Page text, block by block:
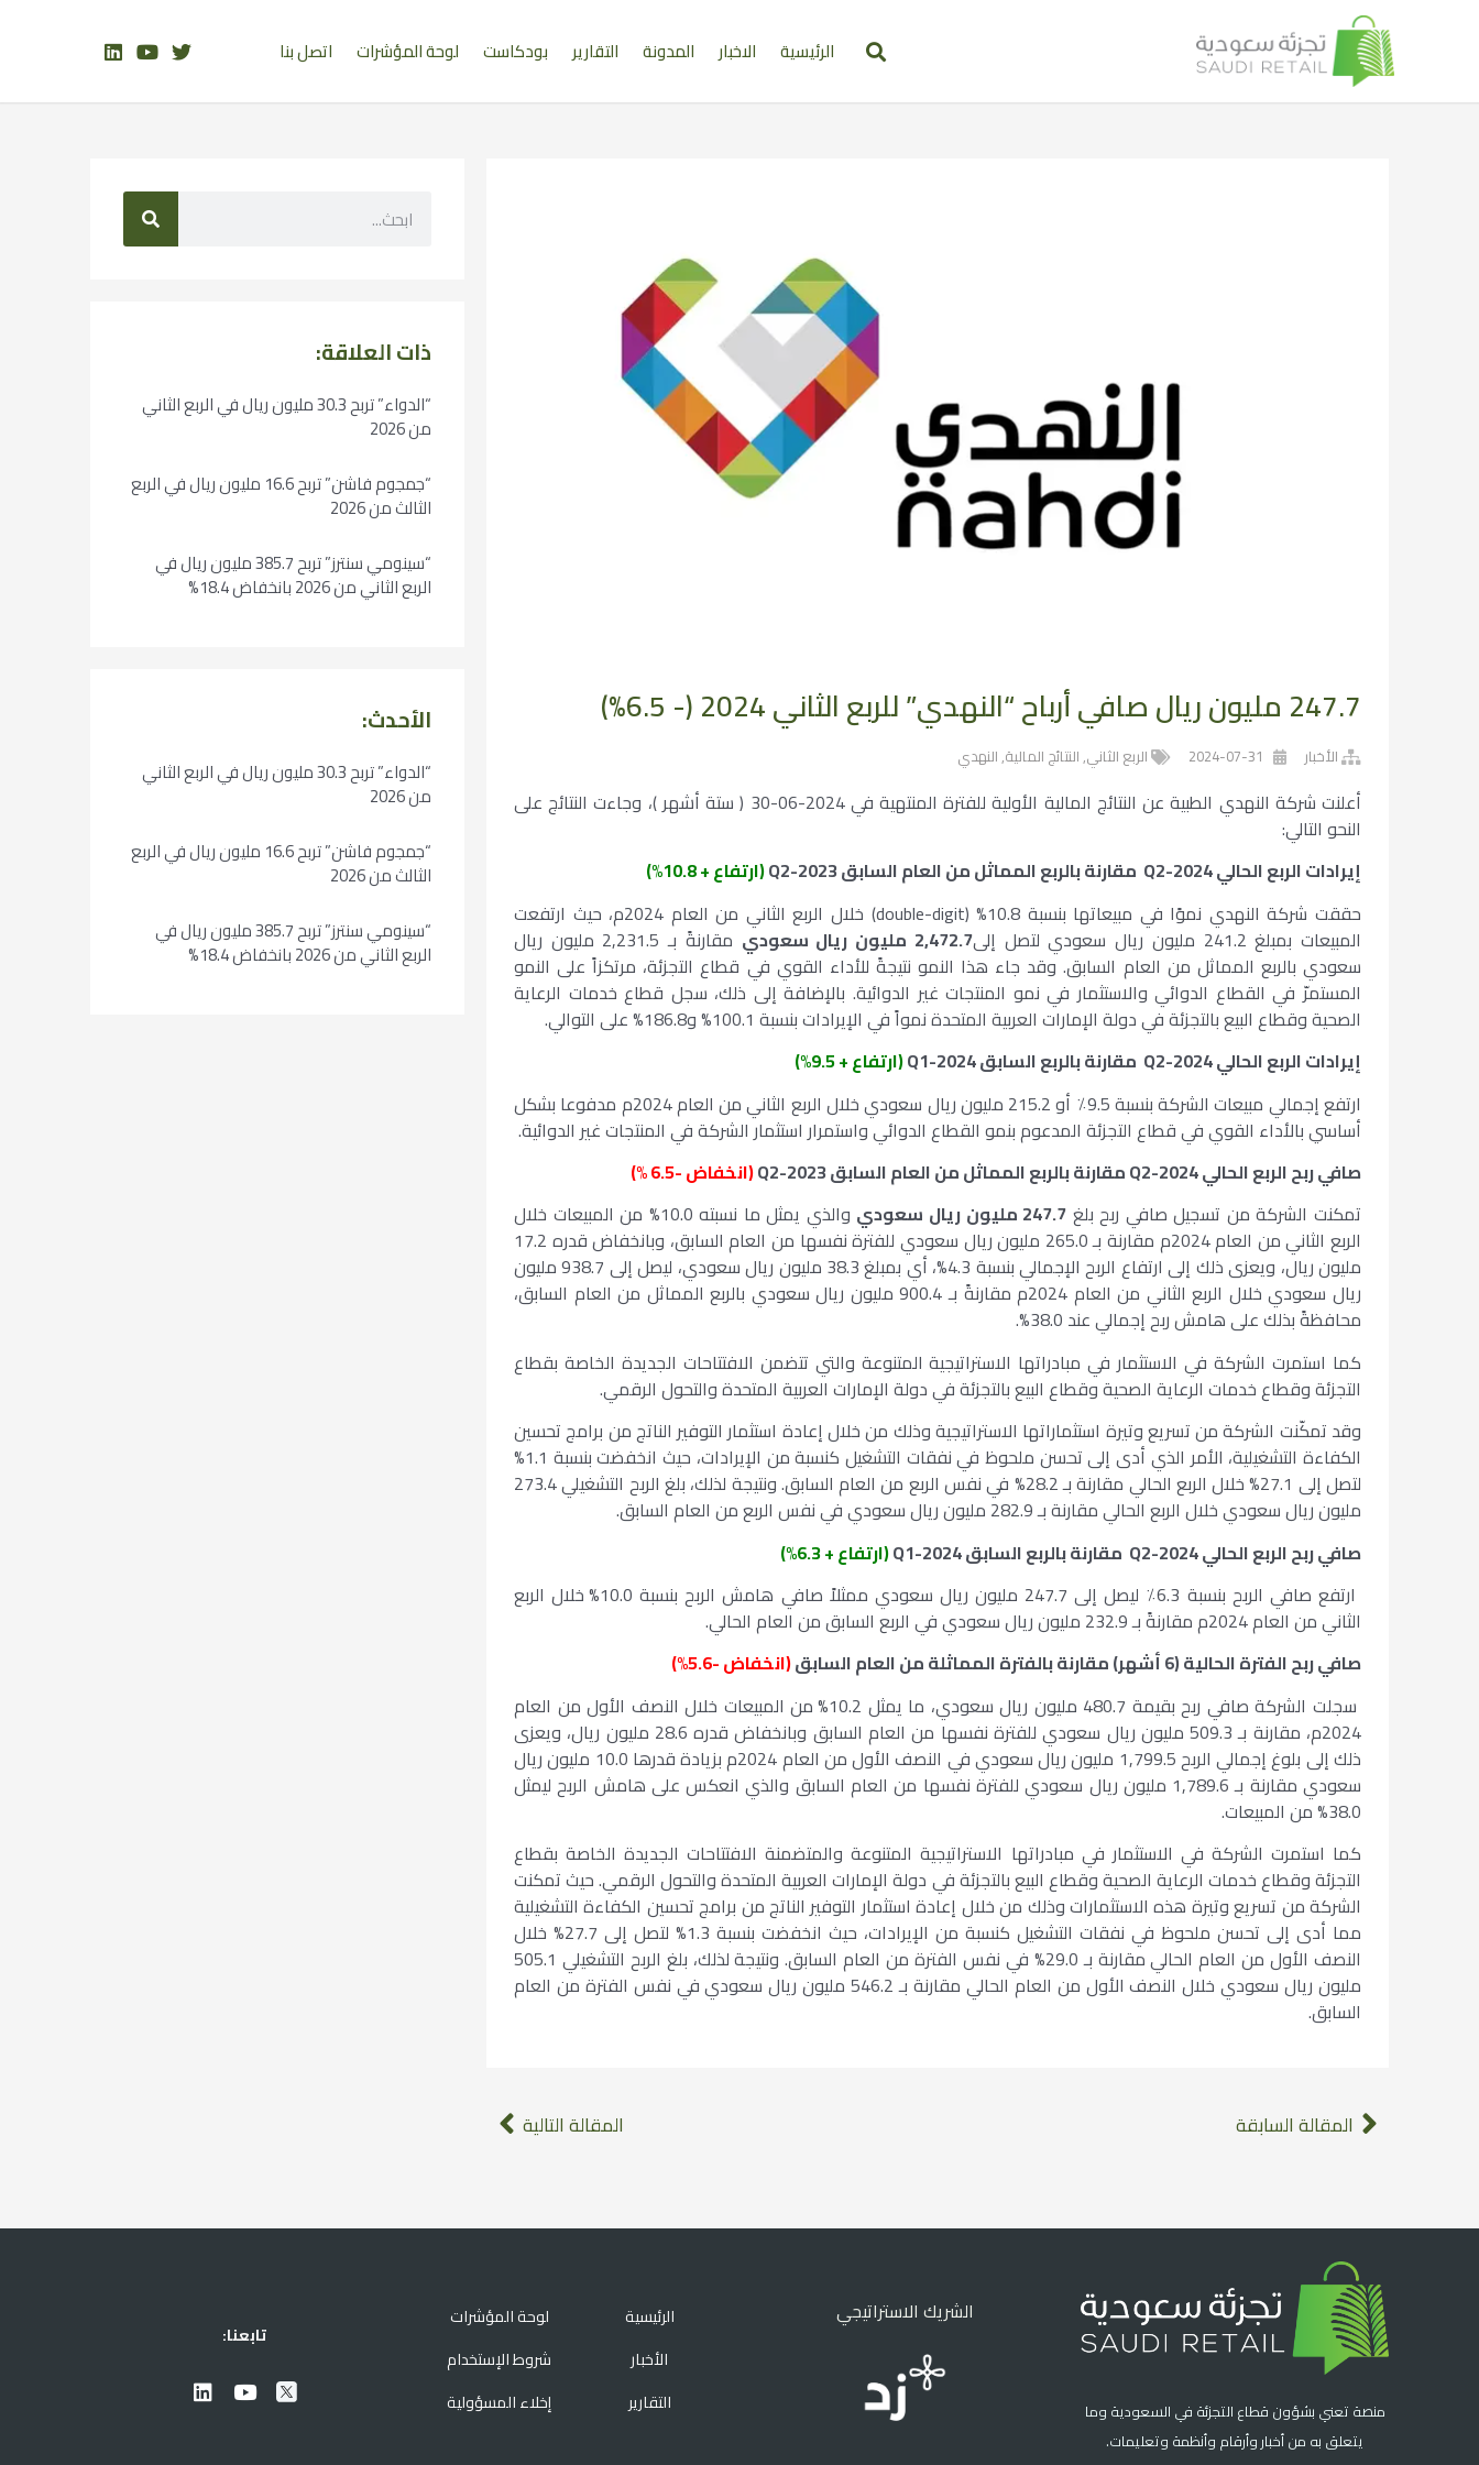
الرئيسية الاخبار المدونة التقارير بودكاست لوحة المؤشرات اتصل بنا
247.7 مليون ريال صافي أرباح “النهدي” للربع الثاني 2024 (- 6.5%)
الأخبار 2024-07-31 الربع الثاني,النتائج المالية,النهدي
أعلنت شركة النهدي الطبية عن النتائج المالية الأولية للفترة المنتهية في 2024-06-30 ( ستة أشهر )، وجاءت النتائج على
النحو التالي:
إيرادات الربع الحاليQ2-2024 مقارنة بالربع المماثل من العام السابقQ2-2023(ارتفاع + 10.8%)
حققت شركة النهدي نموًا في مبيعاتها بنسبة 10.8% (double-digit) خلال الربع الثاني من العام 2024م، حيث ارتفعت
المبيعات بمبلغ 241.2 مليون ريال سعودي لتصل إلى
2,472.7 مليون ريال سعودي
مقارنةً بـ 2,231.5 مليون ريال
سعودي بالربع المماثل من العام السابق. وقد جاء هذا النمو نتيجةً للأداء القوي في قطاع التجزئة، مرتكزاً على النمو
المستمرّ في القطاع الدوائي والاستثمار في نمو المنتجات غير الدوائية. بالإضافة إلى ذلك، سجل قطاع خدمات الرعاية
الصحية وقطاع البيع بالتجزئة في دولة الإمارات العربية المتحدة نمواً في الإيرادات بنسبة 100.1% و186.8% على التوالي.
إيرادات الربع الحاليQ2-2024 مقارنة بالربع السابقQ1-2024(ارتفاع + 9.5%)
ارتفع إجمالي مبيعات الشركة بنسبة 9.5٪ أو 215.2 مليون ريال سعودي خلال الربع الثاني من العام 2024م مدفوعا بشكل
أساسي بالأداء القوي في قطاع التجزئة المدعوم بنمو القطاع الدوائي واستمرار استثمار الشركة في المنتجات غير الدوائية.
صافي ربح الربع الحاليQ2-2024مقارنة بالربع المماثل من العام السابقQ2-2023(انخفاض -6.5 %)
تمكنت الشركة من تسجيل صافي ربح بلغ 247.7 مليون ريال سعودي
والذي يمثل ما نسبته 10.0% من المبيعات خلال
الربع الثاني من العام 2024م مقارنة بـ 265.0 مليون ريال سعودي للفترة نفسها من العام السابق، وبانخفاض قدره 17.2
مليون ريال، ويعزى ذلك إلى ارتفاع الربح الإجمالي بنسبة 4.3%، أي بمبلغ 38.3 مليون ريال سعودي، ليصل إلى 938.7 مليون
ريال سعودي خلال الربع الثاني من العام 2024م مقارنةً بـ 900.4 مليون ريال سعودي بالربع المماثل من العام السابق،
محافظةً بذلك على هامش ربح إجمالي عند 38.0%.
كما استمرت الشركة في الاستثمار في مبادراتها الاستراتيجية المتنوعة والتي تتضمن الافتتاحات الجديدة الخاصة بقطاع
التجزئة وقطاع خدمات الرعاية الصحية وقطاع البيع بالتجزئة في دولة الإمارات العربية المتحدة والتحول الرقمي.
وقد تمكّنت الشركة من تسريع وتيرة استثماراتها الاستراتيجية وذلك من خلال إعادة استثمار التوفير الناتج من برامج تحسين
الكفاءة التشغيلية، الأمر الذي أدى إلى تحسن ملحوظ في نفقات التشغيل كنسبة من الإيرادات، حيث انخفضت بنسبة 1.1%
لتصل إلى 27.1% خلال الربع الحالي مقارنة بـ 28.2% في نفس الربع من العام السابق. ونتيجة لذلك، بلغ الربح التشغيلي 273.4
مليون ريال سعودي خلال الربع الحالي مقارنة بـ 282.9 مليون ريال سعودي في نفس الربع من العام السابق.
صافي ربح الربع الحاليQ2-2024 مقارنة بالربع السابقQ1-2024(ارتفاع + 6.3%)
ارتفع صافي الربح بنسبة 6.3٪ ليصل إلى 247.7 مليون ريال سعودي ممثلاً صافي هامش الربح بنسبة 10.0% خلال الربع
الثاني من العام 2024م مقارنةً بـ 232.9 مليون ريال سعودي في الربع السابق من العام الحالي.
صافي ربح الفترة الحالية (6 أشهر) مقارنة بالفترة المماثلة من العام السابق
(انخفاض -5.6%)
سجلت الشركة صافي ربح بقيمة 480.7 مليون ريال سعودي، ما يمثل 10.2% من المبيعات خلال النصف الأول من العام
2024م، مقارنة بـ 509.3 مليون ريال سعودي للفترة نفسها من العام السابق وبانخفاض قدره 28.6 مليون ريال، ويعزى
ذلك إلى بلوغ إجمالي الربح 1,799.5 مليون ريال سعودي في النصف الأول من العام 2024م بزيادة قدرها 10.0 مليون ريال
سعودي مقارنة بـ 1,789.6 مليون ريال سعودي للفترة نفسها من العام السابق والذي انعكس على هامش الربح ليمثل
38.0% من المبيعات.
كما استمرت الشركة في الاستثمار في مبادراتها الاستراتيجية المتنوعة والمتضمنة الافتتاحات الجديدة الخاصة بقطاع
التجزئة وقطاع خدمات الرعاية الصحية وقطاع البيع بالتجزئة في دولة الإمارات العربية المتحدة والتحول الرقمي. حيث تمكنت
الشركة من تسريع وتيرة هذه الاستثمارات وذلك من خلال إعادة استثمار التوفير الناتج من برامج تحسين الكفاءة التشغيلية
مما أدى إلى تحسن ملحوظ في نفقات التشغيل كنسبة من الإيرادات، حيث انخفضت بنسبة 1.3% لتصل إلى 27.7% خلال
النصف الأول من العام الحالي مقارنة بـ 29.0% في نفس الفترة من العام السابق. ونتيجة لذلك، بلغ الربح التشغيلي 505.1
مليون ريال سعودي خلال النصف الأول من العام الحالي مقارنة بـ 546.2 مليون ريال سعودي في نفس الفترة من العام
السابق.
المقالة السابقة المقالة التالية
ذات العلاقة:
“الدواء” تربح 30.3 مليون ريال في الربع الثاني
من 2026
“جمجوم فاشن” تربح 16.6 مليون ريال في الربع
الثالث من 2026
“سينومي سنترز” تربح 385.7 مليون ريال في
الربع الثاني من 2026 بانخفاض 18.4%
الأحدث:
“الدواء” تربح 30.3 مليون ريال في الربع الثاني
من 2026
“جمجوم فاشن” تربح 16.6 مليون ريال في الربع
الثالث من 2026
“سينومي سنترز” تربح 385.7 مليون ريال في
الربع الثاني من 2026 بانخفاض 18.4%
منصة تعني بشؤون قطاع التجزئة في السعودية وما
يتعلق به من أخبار وأرقام وأنظمة وتعليمات.
الشريك الاستراتيجي
الرئيسية
الأخبار
التقارير
لوحة المؤشرات
شروط الإستخدام
إخلاء المسؤولية
تابعنا: